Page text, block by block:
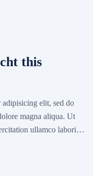
this
adipisicing elit, sed do
magna aliqua. Ut
ullamco laboris
deserunt mollit